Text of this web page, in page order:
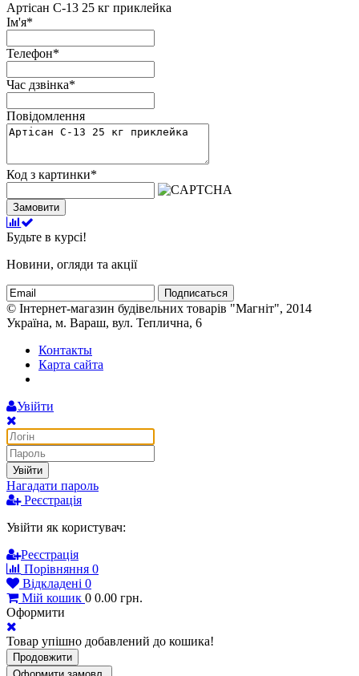
Артісан С-13 25 кг приклейка
Ім'я*
Телефон*
Час дзвінка*
Повідомлення
Код з картинки*
Замовити
Будьте в курсі!
Новини, огляди та акції
Подписаться
© Інтернет-магазин будівельних товарів "Магніт", 2014
Україна, м. Вараш, вул. Теплична, 6
Контакты
Карта сайта
Увійти
Увійти
Нагадати пароль
Реєстрація
Увійти як користувач:
Реєстрація
Порівняння 0
Відкладені 0
Мій кошик 0 0.00 грн.
Оформити
Товар упішно добавлений до кошика!
Продовжити